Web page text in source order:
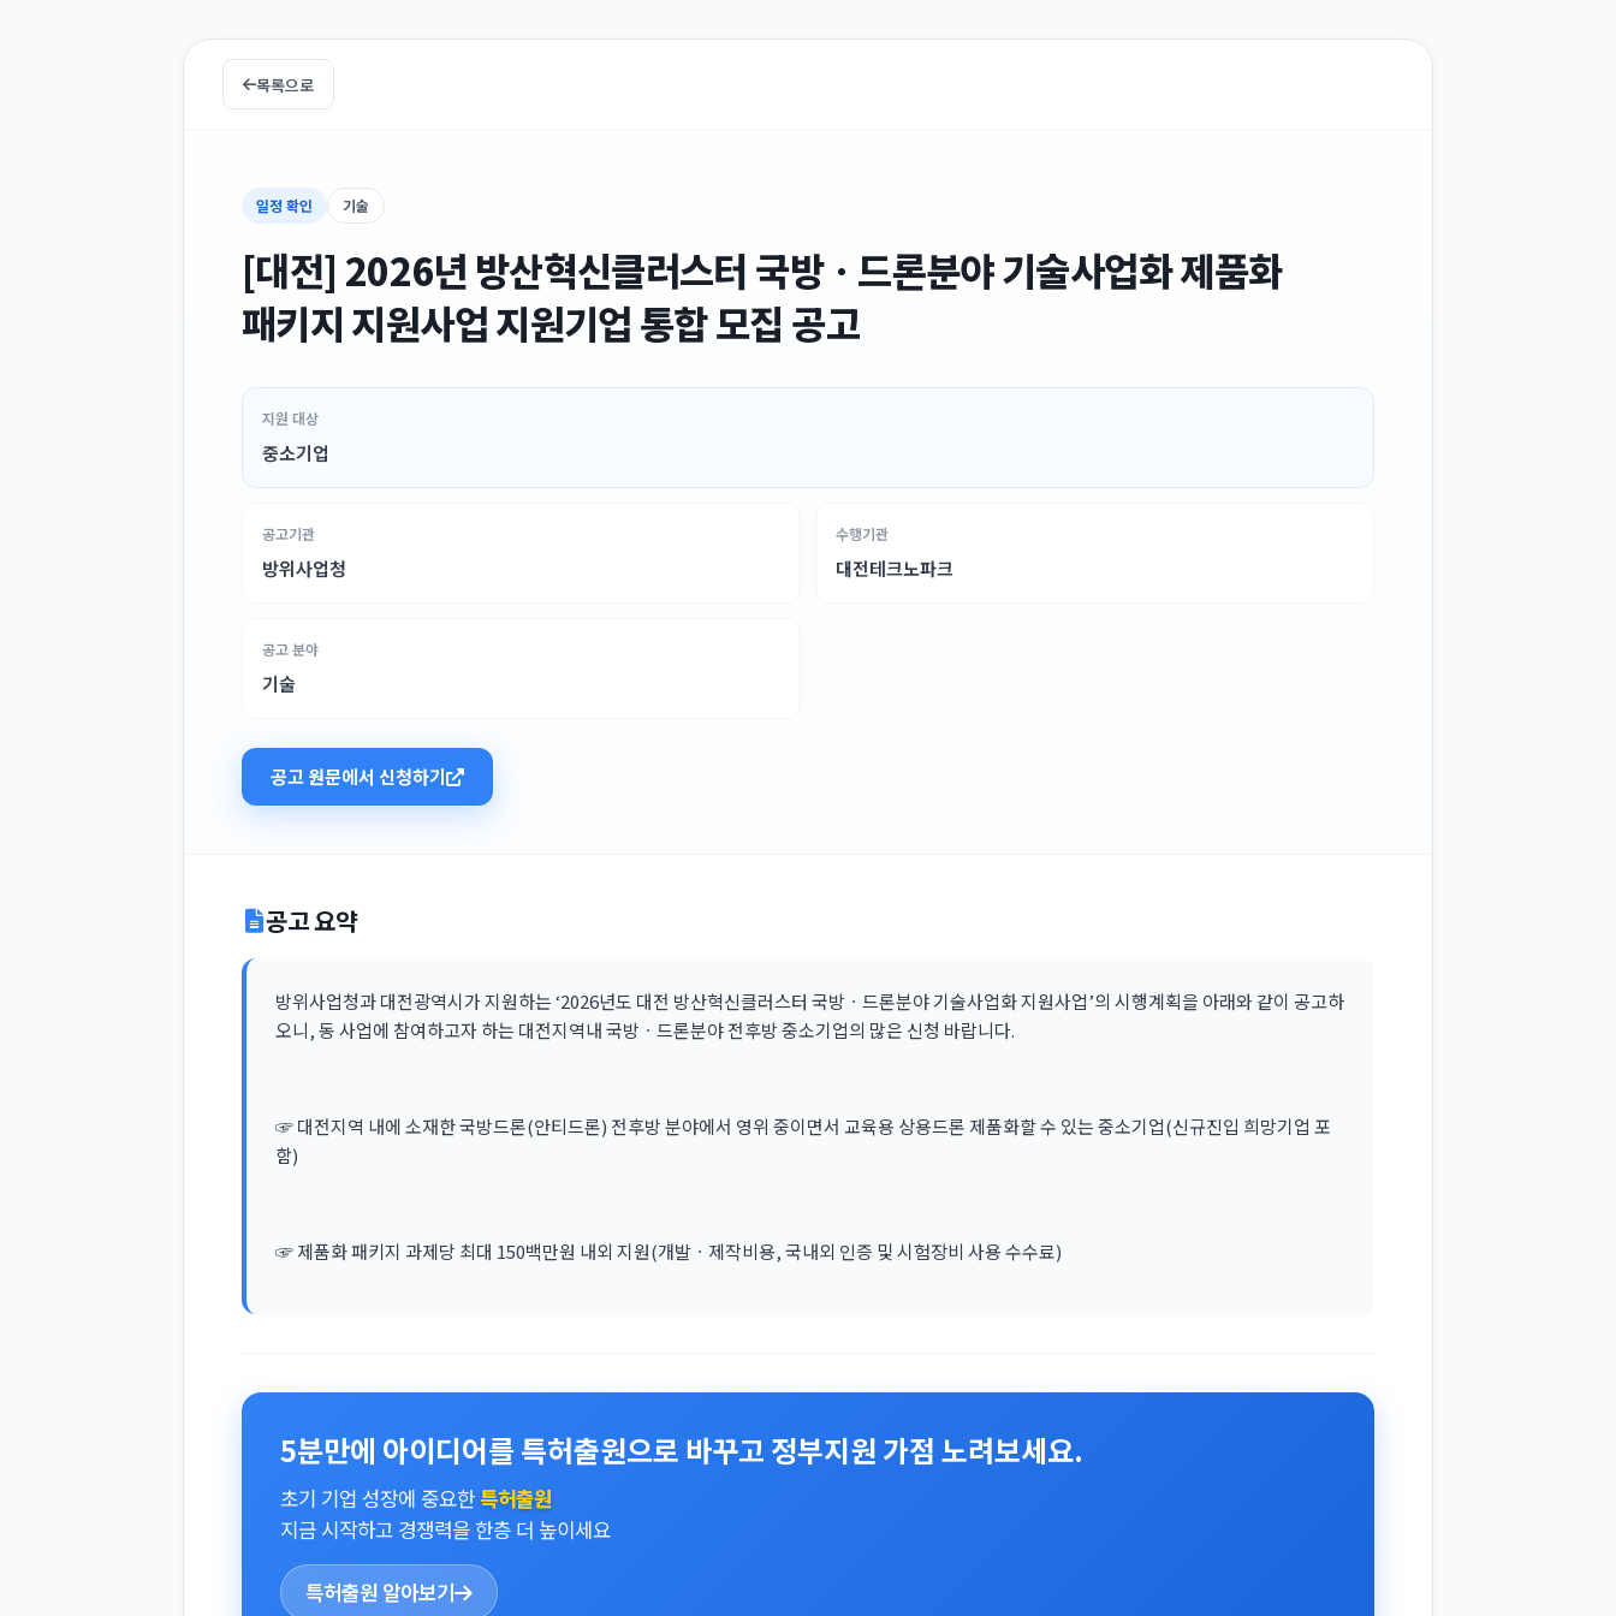
목록으로
일정 확인 기술
[대전] 2026년 방산혁신클러스터 국방ㆍ드론분야 기술사업화 제품화
패키지 지원사업 지원기업 통합 모집 공고
지원 대상
중소기업
공고기관
방위사업청
수행기관
대전테크노파크
공고 분야
기술
공고 원문에서 신청하기
공고 요약
방위사업청과 대전광역시가 지원하는 ‘2026년도 대전 방산혁신클러스터 국방ㆍ드론분야 기술사업화 지원사업’의 시행계획을 아래와 같이 공고하
오니, 동 사업에 참여하고자 하는 대전지역내 국방ㆍ드론분야 전후방 중소기업의 많은 신청 바랍니다.
☞ 대전지역 내에 소재한 국방드론(안티드론) 전후방 분야에서 영위 중이면서 교육용 상용드론 제품화할 수 있는 중소기업(신규진입 희망기업 포
함)
☞ 제품화 패키지 과제당 최대 150백만원 내외 지원(개발ㆍ제작비용, 국내외 인증 및 시험장비 사용 수수료)
5분만에 아이디어를 특허출원으로 바꾸고 정부지원 가점 노려보세요.
초기 기업 성장에 중요한특허출원
지금 시작하고 경쟁력을 한층 더 높이세요
특허출원 알아보기